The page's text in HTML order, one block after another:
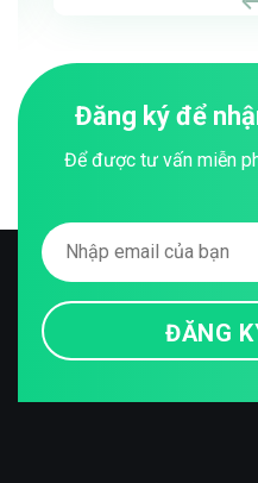
Đăng ký để
Để được tư vấn miễn